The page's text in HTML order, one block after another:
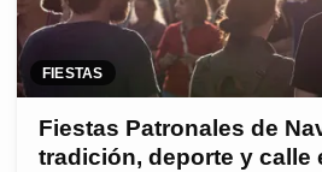
FIESTAS
Fiestas Patronales de
tradición, deporte y calle